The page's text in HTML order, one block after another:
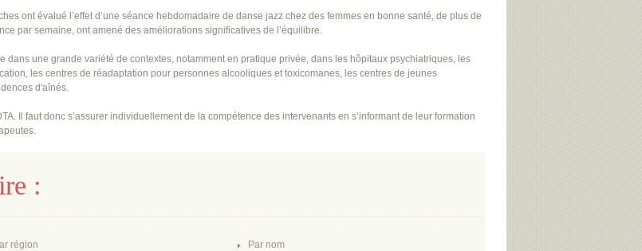
ont évalué l’effet d’une séance hebdomadaire de danse jazz chez des femmes en bonne santé, de plus de
par semaine, ont amené des améliorations significatives de l’équilibre.
dans une grande variété de contextes, notamment en pratique privée, dans les hôpitaux psychiatriques, les
les centres de réadaptation pour personnes alcooliques et toxicomanes, les centres de jeunes
d'aînés.
Il faut donc s’assurer individuellement de la compétence des intervenants en s’informant de leur formation
:
région
Par nom